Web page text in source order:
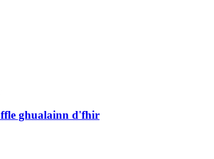
ghualainn d'fhir